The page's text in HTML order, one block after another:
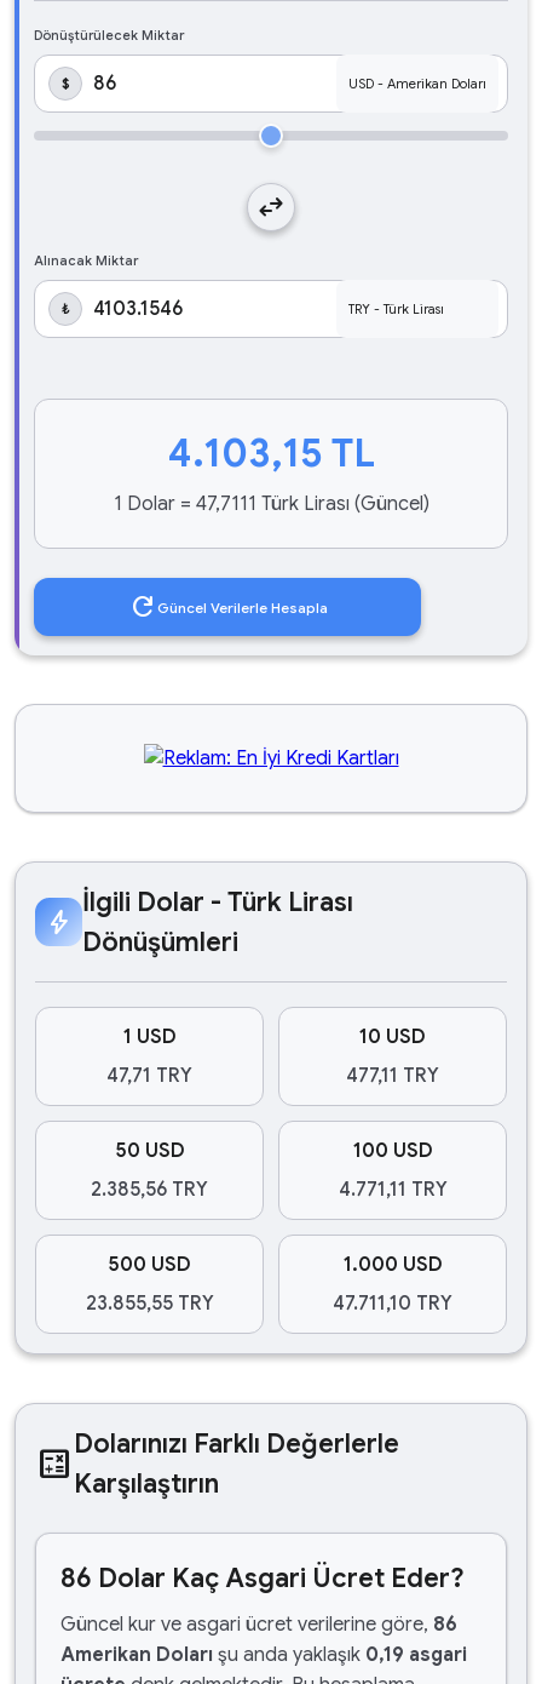
Dönüştürülecek Miktar
$
swap_horiz
Alınacak Miktar
₺
4.103,15 TL
1 Dolar = 47,7111 Türk Lirası (Güncel)
refresh Güncel Verilerle Hesapla
bolt
İlgili Dolar - Türk Lirası
Dönüşümleri
1 USD
47,71 TRY
10 USD
477,11 TRY
50 USD
2.385,56 TRY
100 USD
4.771,11 TRY
500 USD
23.855,55 TRY
1.000 USD
47.711,10 TRY
calculate Dolarınızı Farklı Değerlerle
Karşılaştırın
86 Dolar Kaç Asgari Ücret Eder?
Güncel kur ve asgari ücret verilerine göre, 86
Amerikan Doları şu anda yaklaşık 0,19 asgari